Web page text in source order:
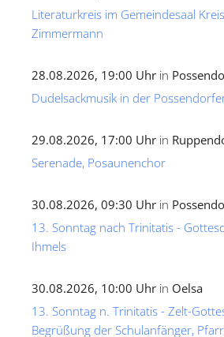
Literaturkreis im Gemeindesaal
Zimmermann
28.08.2026, 19:00 Uhr in
Dudelsackmusik in der
29.08.2026, 17:00 Uhr in
Serenade, Posaunenchor
30.08.2026, 09:30 Uhr in
13. Sonntag nach Trinitatis -
Ihmels
30.08.2026, 10:00 Uhr in Oelsa
13. Sonntag n. Trinitatis - Zelt-
Begrüßung der Schulanfänger,